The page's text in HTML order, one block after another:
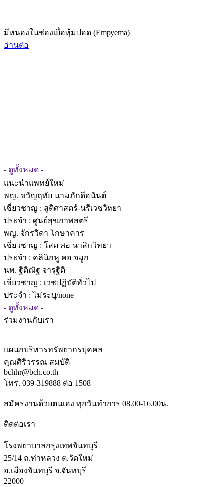
มีหนองในช่องเยื่อหุ้มปอด (Empyema)
อ่านต่อ
- ดูทั้งหมด -
แนะนำแพทย์ใหม่
พญ. ขวัญฤทัย นามภักดีอนันต์
เชี่ยวชาญ : สูติศาสตร์-นรีเวชวิทยา
ประจำ : ศูนย์สุขภาพสตรี
พญ. จักรวิดา โกษาคาร
เชี่ยวชาญ : โสต ศอ นาสิกวิทยา
ประจำ : คลินิกหู คอ จมูก
นพ. ฐิติณัฐ จารุฐิติ
เชี่ยวชาญ : เวชปฏิบัติทั่วไป
ประจำ : ไม่ระบุ/none
- ดูทั้งหมด -
ร่วมงานกับเรา
แผนกบริหารทรัพยากรบุคคล
คุณศิริวรรณ สมบัติ
bchhr@bch.co.th
โทร. 039-319888 ต่อ 1508
สมัครงานด้วยตนเอง ทุกวันทำการ 08.00-16.00น.
ติดต่อเรา
โรงพยาบาลกรุงเทพจันทบุรี
25/14 ถ.ท่าหลวง ต.วัดใหม่
อ.เมืองจันทบุรี จ.จันทบุรี
22000